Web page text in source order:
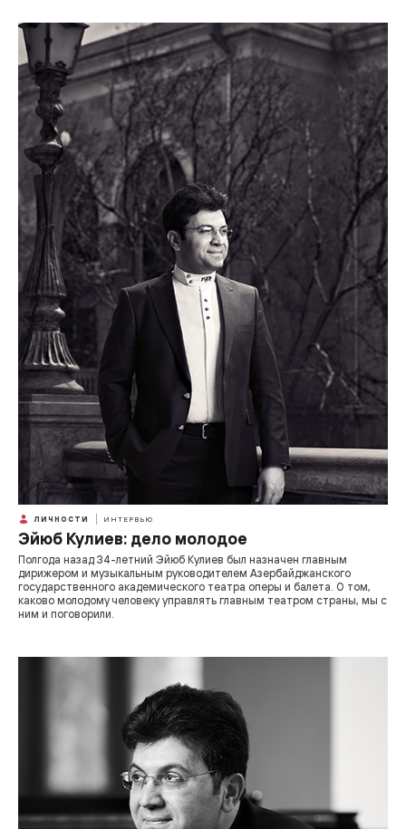
ЛИЧНОСТИ ИНТЕРВЬЮ
Эйюб Кулиев: дело молодое
Полгода назад 34-летний Эйюб Кулиев был назначен главным
дирижером и музыкальным руководителем Азербайджанского
государственного академического театра оперы и балета. О том,
каково молодому человеку управлять главным театром страны, мы с
ним и поговорили.